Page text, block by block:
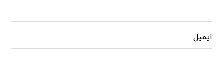
ایمیل